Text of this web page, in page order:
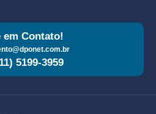
em Contato!
5199-3959